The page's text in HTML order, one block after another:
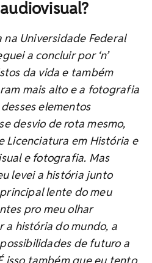
Universidade Federal
a concluir por ‘n’
da vida e também
mais alto e a fotografia
elementos
desvio de rota mesmo,
Licenciatura em História e
e fotografia. Mas
levei a história junto
lente do meu
pro meu olhar
história do mundo, a
de futuro a